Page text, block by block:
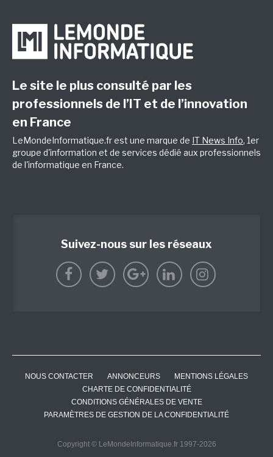
Le site le plus consulté par les
professionnels de l’IT et de l’innovation
en France
LeMondeInformatique.fr est une marque de IT News Info, 1er
groupe d'information et de services dédié aux professionnels
de l'informatique en France.
Suivez-nous sur les réseaux
NOUS CONTACTER ANNONCEURS
MENTIONS LÉGALES
CHARTE DE CONFIDENTIALITÉ
CONDITIONS GÉNÉRALES DE VENTE
PARAMÈTRES DE GESTION DE LA CONFIDENTIALITÉ
Copyright © LeMondeInformatique.fr 1997-2026